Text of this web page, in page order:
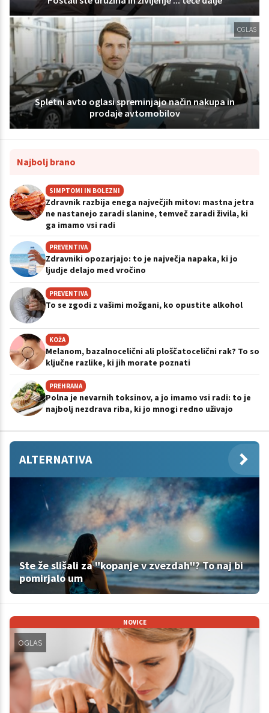
OGLAS
Spletni avto oglasi spreminjajo način nakupa in
prodaje avtomobilov
Najbolj brano
SIMPTOMI IN BOLEZNI
Zdravnik razbija enega največjih mitov: mastna jetra
ne nastanejo zaradi slanine, temveč zaradi živila, ki
ga imamo vsi radi
PREVENTIVA
Zdravniki opozarjajo: to je največja napaka, ki jo
ljudje delajo med vročino
PREVENTIVA
To se zgodi z vašimi možgani, ko opustite alkohol
KOŽA
Melanom, bazalnocelični ali ploščatocelični rak? To so
ključne razlike, ki jih morate poznati
PREHRANA
Polna je nevarnih toksinov, a jo imamo vsi radi: to je
najbolj nezdrava riba, ki jo mnogi redno uživajo
ALTERNATIVA
Ste že slišali za "kopanje v zvezdah"? To naj bi
pomirjalo um
NOVICE
OGLAS